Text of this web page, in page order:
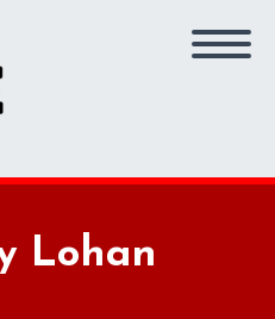
Lohan